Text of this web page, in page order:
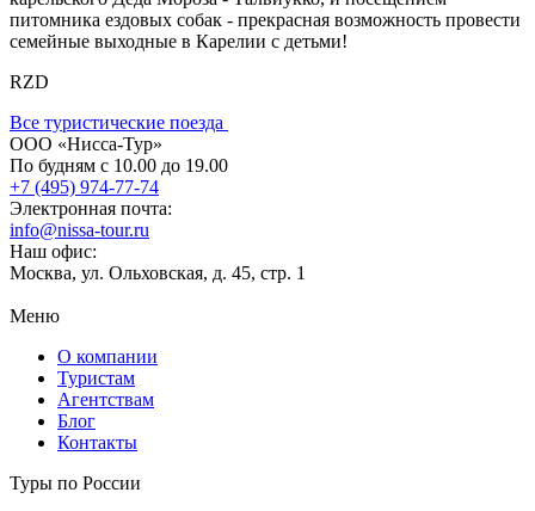
питомника ездовых собак - прекрасная возможность провести
семейные выходные в Карелии с детьми!
RZD
Все туристические поезда
ООО «Нисса-Тур»
По будням с 10.00 до 19.00
+7 (495) 974-77-74
Электронная почта:
info@nissa-tour.ru
Наш офис:
Москва, ул. Ольховская, д. 45, стр. 1
Меню
О компании
Туристам
Агентствам
Блог
Контакты
Туры по России